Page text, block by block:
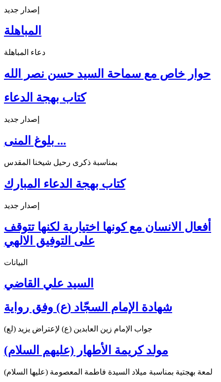
إصدار جديد
المباهلة
دعاء المباهلة
حوار خاص مع سماحة السيد حسن نصر الله
كتاب بهجة الدعاء
إصدار جديد
بلوغ المنى ...
بمناسبة ذكرى رحيل شيخنا المقدس
كتاب بهجة الدعاء المبارك
إصدار جديد
أفعال الانسان مع كونها اختيارية لكنها تتوقف
على التوفيق الالهي
البيانات
السيد علي القاضي
شهادة الإمام السجّاد (ع) وفق رواية
جواب الإمام زين العابدين (ع) لإعتراض يزيد (لع)
مولد كريمة الأطهار (عليهم السلام)
لمعة بهجتية بمناسبة ميلاد السيدة فاطمة المعصومة (عليها السلام)